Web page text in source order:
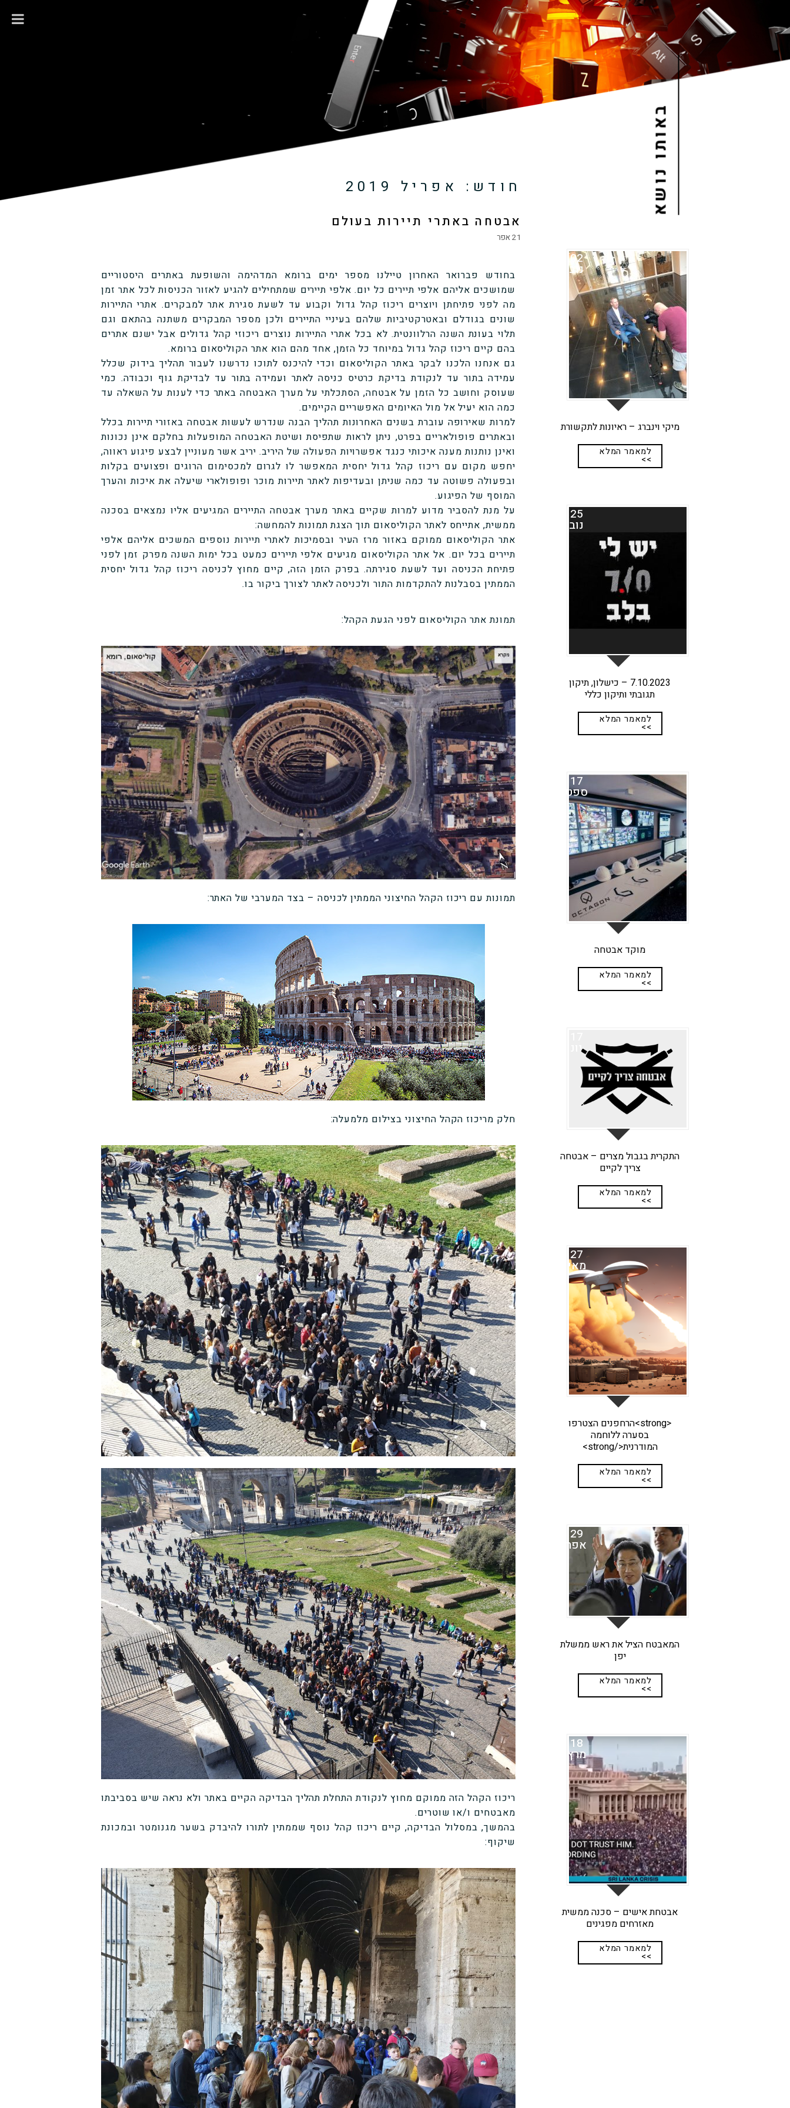
חודש: אפריל 2019
אבטחה באתרי תיירות בעולם
21 אפר
בחודש פברואר האחרון טיילנו מספר ימים ברומא המדהימה והשופעת באתרים היסטוריים
שמושכים אליהם אלפי תיירים כל יום. אלפי תיירים שמתחילים להגיע לאזור הכניסות לכל אתר זמן
מה לפני פתיחתן ויוצרים ריכוז קהל גדול וקבוע עד לשעת סגירת אתר למבקרים. אתרי התיירות
שונים בגודלם ובאטרקטיביות שלהם בעיניי התיירים ולכן מספר המבקרים משתנה בהתאם וגם
תלוי בעונת השנה הרלוונטית. לא בכל אתרי התיירות נוצרים ריכוזי קהל גדולים אבל ישנם אתרים
בהם קיים ריכוז קהל גדול במיוחד כל הזמן, אחד מהם הוא אתר הקוליסאום ברומא.
גם אנחנו הלכנו לבקר באתר הקוליסאום וכדי להיכנס לתוכו נדרשנו לעבור תהליך בידוק שכלל
עמידה בתור עד לנקודת בדיקת כרטיס כניסה לאתר ועמידה בתור עד לבדיקת גוף וכבודה. כמי
שעוסק וחושב כל הזמן על אבטחה, הסתכלתי על מערך האבטחה באתר כדי לענות על השאלה עד
כמה הוא יעיל אל מול האיומים האפשריים הקיימים.
למרות שאירופה עוברת בשנים האחרונות תהליך הבנה שנדרש לעשות אבטחה באזורי תיירות בכלל
ובאתרים פופולאריים בפרט, ניתן לראות שתפיסת ושיטת האבטחה המופעלות בחלקם אינן נכונות
ואינן נותנות מענה איכותי כנגד אפשרויות הפעולה של היריב. יריב אשר מעוניין לבצע פיגוע ראווה,
יחפש מקום עם ריכוז קהל גדול יחסית המאפשר לו לגרום למכסימום הרוגים ופצועים בקלות
ובפעולה פשוטה עד כמה שניתן ובעדיפות לאתר תיירות מוכר ופופולארי שיעלה את איכות והערך
המוסף של הפיגוע.
על מנת להסביר מדוע למרות שקיים באתר מערך אבטחה התיירים המגיעים אליו נמצאים בסכנה
ממשית, אתייחס לאתר הקוליסאום תוך הצגת תמונות להמחשה:
אתר הקוליסאום ממוקם באזור מרז העיר ובסמיכות לאתרי תיירות נוספים המשכים אליהם אלפי
תיירים בכל יום. אל אתר הקוליסאום מגיעים אלפי תיירים כמעט בכל ימות השנה מפרק זמן לפני
פתיחת הכניסה ועד לשעת סגירתה. בפרק הזמן הזה, קיים מחוץ לכניסה ריכוז קהל גדול יחסית
הממתין בסבלנות להתקדמות התור ולכניסה לאתר לצורך ביקור בו.
תמונת אתר הקוליסאום לפני הגעת הקהל:
תמונות עם ריכוז הקהל החיצוני הממתין לכניסה – בצד המערבי של האתר:
חלק מריכוז הקהל החיצוני בצילום מלמעלה:
ריכוז הקהל הזה ממוקם מחוץ לנקודת התחלת תהליך הבדיקה הקיים באתר ולא נראה שיש בסביבתו
מאבטחים ו/או שוטרים.
בהמשך, במסלול הבדיקה, קיים ריכוז קהל נוסף שממתין לתורו להיבדק בשער מגנומטר ובמכונת
שיקוף:
באותו נושא
מיקי וינברג – ראיונות לתקשורת
02
נוב
למאמר המלא
>>
7.10.2023 – כישלון, תיקון
תגובתי ותיקון כללי
25
נוב
למאמר המלא
>>
מוקד אבטחה
17
ספט
למאמר המלא
>>
התקרית בגבול מצרים – אבטחה
צריך לקיים
יונ
למאמר המלא
>>
<strong>הרחפנים הצטרפו
בסערה ללוחמה
המודרנית</strong>
27
מאי
למאמר המלא
>>
המאבטח הציל את ראש ממשלת
יפן
29
אפר
למאמר המלא
>>
אבטחת אישים – סכנה ממשית
מאזרחים מפגינים
18
מרץ
למאמר המלא
>>